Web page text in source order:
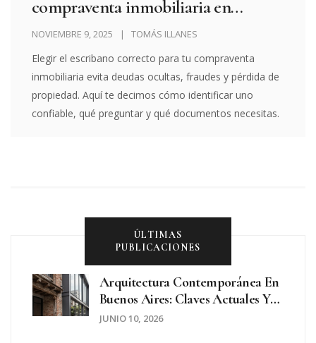
compraventa inmobiliaria en
Argentina
NOVIEMBRE 9, 2025 TOMÁS ILLANES
Elegir el escribano correcto para tu compraventa
inmobiliaria evita deudas ocultas, fraudes y pérdida de
propiedad. Aquí te decimos cómo identificar uno
confiable, qué preguntar y qué documentos necesitas.
ÚLTIMAS
PUBLICACIONES
Arquitectura Contemporánea En
Buenos Aires: Claves Actuales Y
Tendencias
JUNIO 10, 2026